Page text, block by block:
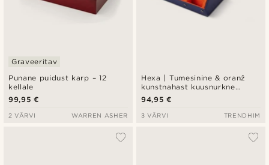
Punane puidust karp – 12
kellale
Graveeritav
99,95 €
2 VÄRVI WARREN ASHER
Hexa | Tumesinine & oranž
kunstnahast kuusnurkne
kellakarp - 6 kella
94,95 €
3 VÄRVI TRENDHIM